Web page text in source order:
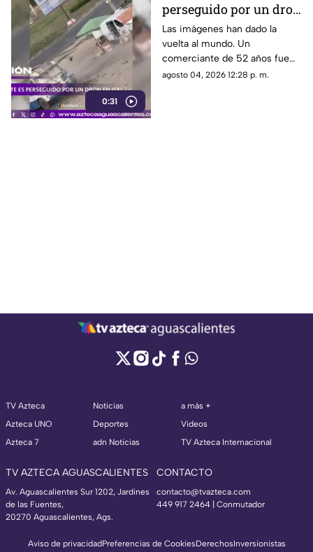
0:31
perseguido por un dron
en Jersón
Las imágenes han dado la
vuelta al mundo. Un
comerciante de 52 años fue
perseguido por un dron FPV
agosto 04, 2026 12:28 p. m.
TV Azteca
Azteca UNO
Azteca 7
Noticias
Deportes
adn Noticias
a más +
Videos
TV Azteca Internacional
TV AZTECA AGUASCALIENTES
Av. Aguascalientes Sur 1202, Jardines
de las Fuentes,
20270 Aguascalientes, Ags.
CONTACTO
contacto@tvazteca.com
449 917 2464 | Conmutador
Aviso de privacidadPreferencias de CookiesDerechosInversionistas